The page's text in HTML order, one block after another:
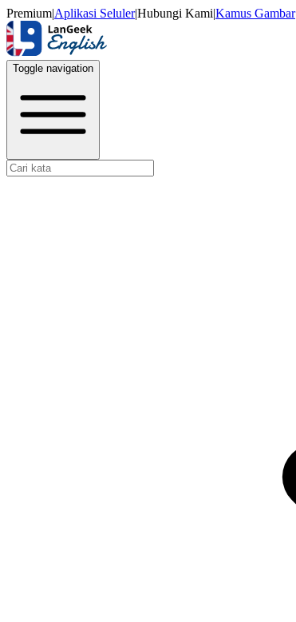
Premium|Aplikasi Seluler|Hubungi Kami|Kamus Gambar
Toggle navigation